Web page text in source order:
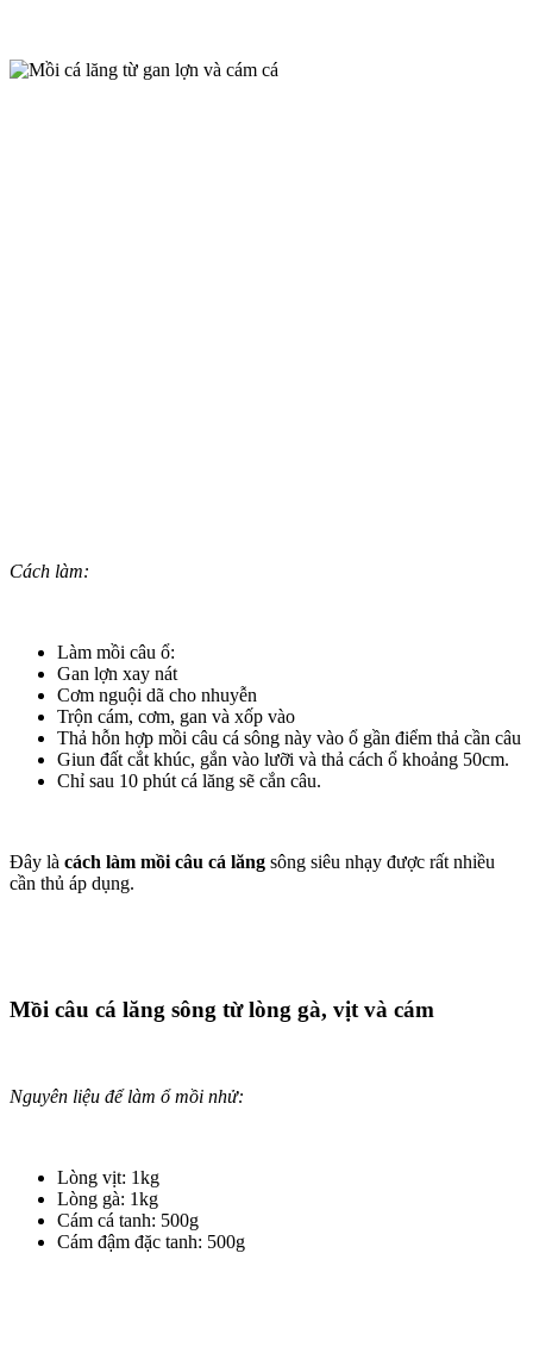
Cách làm:
Làm mồi câu ổ:
Gan lợn xay nát
Cơm nguội dã cho nhuyễn
Trộn cám, cơm, gan và xốp vào
Thả hỗn hợp mồi câu cá sông này vào ổ gần điểm thả cần câu
Giun đất cắt khúc, gắn vào lưỡi và thả cách ổ khoảng 50cm.
Chỉ sau 10 phút cá lăng sẽ cắn câu.
Đây là cách làm mồi câu cá lăng sông siêu nhạy được rất nhiều
cần thủ áp dụng.
Mồi câu cá lăng sông từ lòng gà, vịt và cám
Nguyên liệu để làm ổ mồi nhử:
Lòng vịt: 1kg
Lòng gà: 1kg
Cám cá tanh: 500g
Cám đậm đặc tanh: 500g